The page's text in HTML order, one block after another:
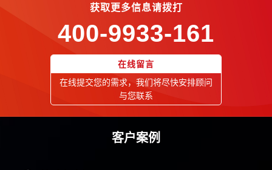
获取更多信息请拨打
400-9933-161
在线留言
在线提交您的需求，我们将尽快安排顾问
与您联系
客户案例